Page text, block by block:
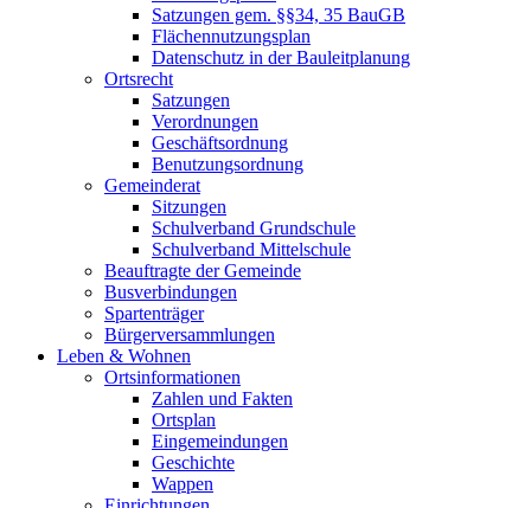
Satzungen gem. §§34, 35 BauGB
Flächennutzungsplan
Datenschutz in der Bauleitplanung
Ortsrecht
Satzungen
Verordnungen
Geschäftsordnung
Benutzungsordnung
Gemeinderat
Sitzungen
Schulverband Grundschule
Schulverband Mittelschule
Beauftragte der Gemeinde
Busverbindungen
Spartenträger
Bürgerversammlungen
Leben & Wohnen
Ortsinformationen
Zahlen und Fakten
Ortsplan
Eingemeindungen
Geschichte
Wappen